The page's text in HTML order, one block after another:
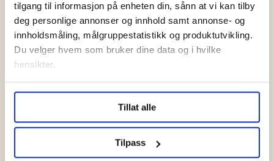
tilgang til informasjon på enheten din, sånn at vi kan tilby
deg personlige annonser og innhold samt annonse- og
innholdsmåling, målgruppestatistikk og produktutvikling.
Du velger hvem som bruker dine data og i hvilke
hensikter.
Undermer infokan du lese om hvordan dine personlige
data behandles og hvordan du kan velge hvordan de skal
brukes. Du kan hele tiden endre eller trekke tilbake ditt
samtykke fra erklæringen om informasjonskapsler.
Tillat alle
Tilpass
NTL Ung-leder John
Magne Pedersen
Tangen vant over
eget traume og tok